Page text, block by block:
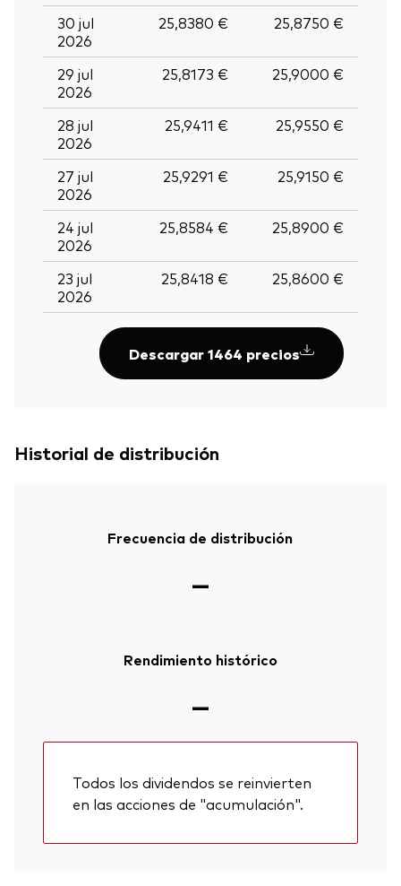
30 jul
2026
25,8380 € 25,8750 €
29 jul
2026
25,8173 € 25,9000 €
28 jul
2026
25,9411 € 25,9550 €
27 jul
2026
25,9291 € 25,9150 €
24 jul
2026
25,8584 € 25,8900 €
23 jul
2026
25,8418 € 25,8600 €
Descargar 1464 precios
Historial de distribución
Frecuencia de distribución
—
Rendimiento histórico
—
Todos los dividendos se reinvierten
en las acciones de "acumulación".